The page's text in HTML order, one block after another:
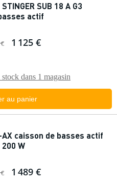
SUB 18 A G3
actif
€ 1 125 €
dans 1 magasin
au panier
AX caisson de basses actif
W
€ 1 489 €